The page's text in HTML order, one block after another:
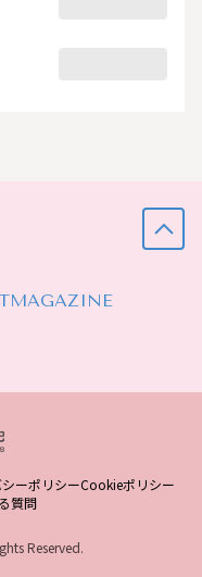
MAGAZINE
ーポリシーCookieポリシー
質問
Reserved.